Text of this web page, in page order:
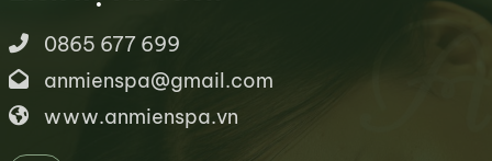
0865 677 699
anmienspa@gmail.com
www.anmienspa.vn